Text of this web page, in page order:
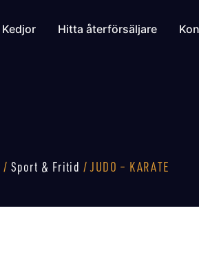
Kedjor Hitta återförsäljare
/ Sport & Fritid / JUDO – KARATE